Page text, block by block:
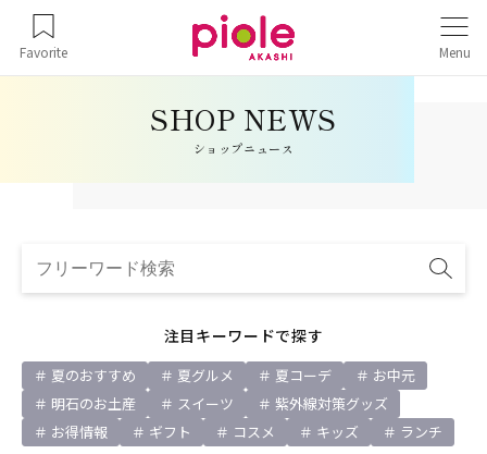
Favorite Menu
ショップニュース
注目キーワードで探す
夏のおすすめ 夏グルメ 夏コーデ
お中元
明石のお土産
スイーツ
紫外線対策グッズ
お得情報
ギフト コスメ キッズ ランチ